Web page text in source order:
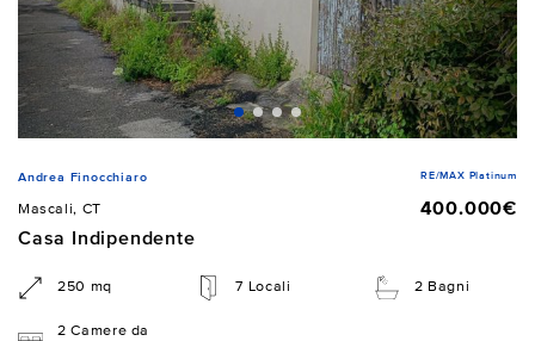
Andrea Finocchiaro RE/MAX Platinum
Mascali, CT
400.000€
Casa Indipendente
250 mq 7 Locali 2 Bagni
2 Camere da